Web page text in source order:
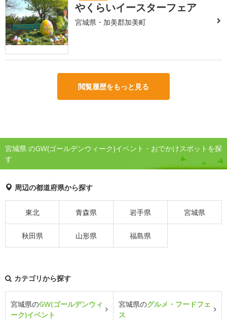
やくらいイースターフェア
宮城県・加美郡加美町
閲覧履歴をもっと見る
宮城県 のGW(ゴールデンウィーク)イベント・おでかけスポットを探
す
周辺の都道府県から探す
東北 青森県 岩手県 宮城県
秋田県 山形県 福島県
カテゴリから探す
宮城県のGW(ゴールデンウィ
ーク)イベント
宮城県のグルメ・フードフェ
ス